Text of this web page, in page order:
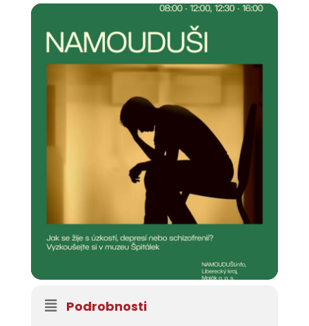
Podrobnosti